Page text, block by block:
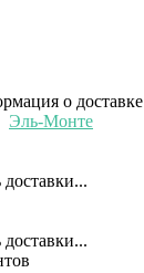
о доставке
Эль-Монте